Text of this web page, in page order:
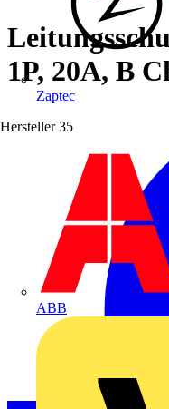
Zaptec
Hersteller 35
ABB
1P, 20A, B